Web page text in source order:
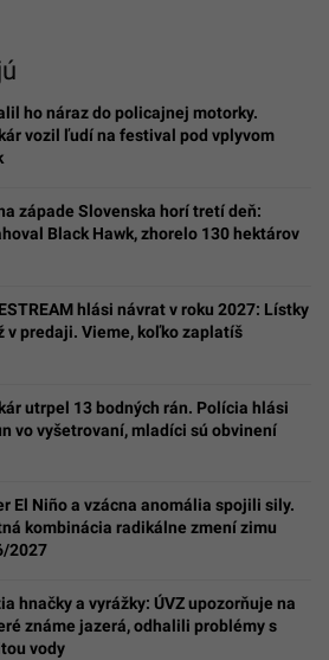
ho náraz do policajnej motorky.
vozil ľudí na festival pod vplyvom
západe Slovenska horí tretí deň:
Black Hawk, zhorelo 130 hektárov
hlási návrat v roku 2027: Lístky
v predaji. Vieme, koľko zaplatíš
utrpel 13 bodných rán. Polícia hlási
vo vyšetrovaní, mladíci sú obvinení
El Niño a vzácna anomália spojili sily.
kombinácia radikálne zmení zimu
2027
hnačky a vyrážky: ÚVZ upozorňuje na
známe jazerá, odhalili problémy s
vody